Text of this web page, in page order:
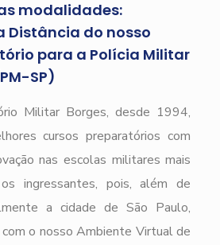
modalidades:
Distância do nosso
para a Polícia Militar
SP)
Militar Borges, desde 1994,
cursos preparatórios com
nas escolas militares mais
ingressantes, pois, além de
a cidade de São Paulo,
o nosso Ambiente Virtual de